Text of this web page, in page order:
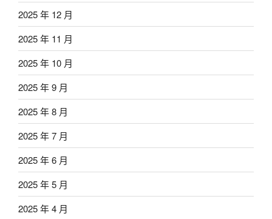
2025 年 12 月
2025 年 11 月
2025 年 10 月
2025 年 9 月
2025 年 8 月
2025 年 7 月
2025 年 6 月
2025 年 5 月
2025 年 4 月